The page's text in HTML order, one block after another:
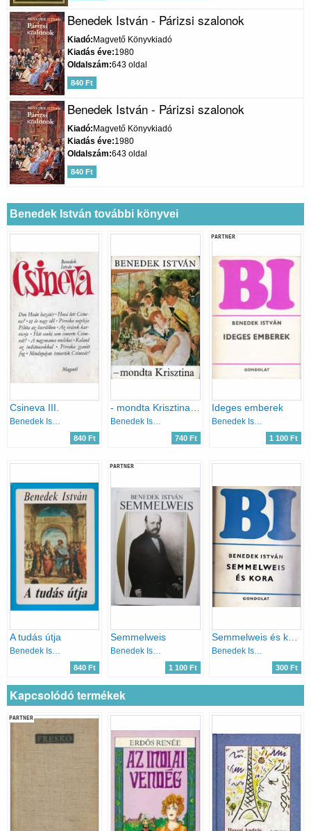
Benedek István - Párizsi szalonok
Kiadó Magvető Könyvkiadó
Kiadás éve 1980
Oldalszám 643 oldal
840 Ft
Benedek István - Párizsi szalonok
Kiadó Magvető Könyvkiadó
Kiadás éve 1980
Oldalszám 643 oldal
840 Ft
Benedek István további könyvei
Csineva III.
Benedek István
840 Ft
- mondta Krisztina (Párbeszéd az impresszionizmusról)
Benedek István
740 Ft
PARTNER
Ideges emberek
Benedek István
1 100 Ft
A tudás útja
Benedek István
840 Ft
PARTNER
Semmelweis
Benedek István
1 100 Ft
Semmelweis és kora
Benedek István
300 Ft
Kapcsolódó termékek
PARTNER